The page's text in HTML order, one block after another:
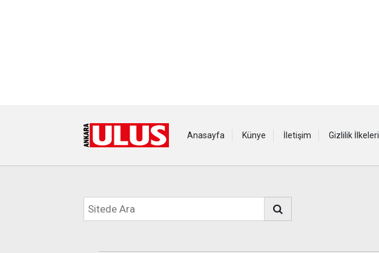
Anasayfa Künye İletişim Gizlilik İlkeleri